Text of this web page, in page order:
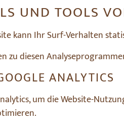
UND TOOLS
kann Ihr Surf-Verhalten
zu diesen
ANALYTICS
um die Website-